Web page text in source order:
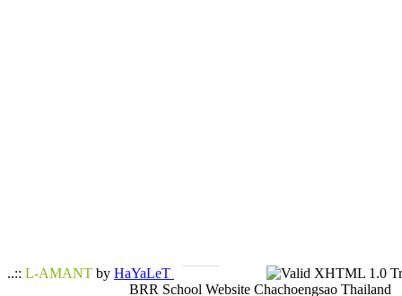
..:: L-AMANT by HaYaLeT
BRR School Website Chachoengsao Thailand